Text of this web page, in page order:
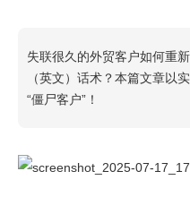
失联很久的外贸客户如何重
（英文）话术？本篇文章以
“僵尸客户”！